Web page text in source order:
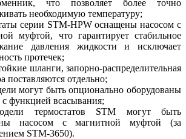
что позволяет более точно
необходимую температуру;
серии STM-HPW оснащены насосом с
муфтой, что гарантирует стабильное
давления жидкости и исключает
протечек;
шланги, запорно-распределительная
поставляются отдельно;
могут быть опционально оборудованы
функцией всасывания;
термостатов STM могут быть
насосом с магнитной муфтой (за
STM-3650).